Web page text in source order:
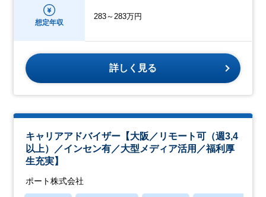
想定年収
283～283万円
詳しく見る
キャリアアドバイザー【大阪／リモート可（週3,4
以上）／インセン有／大型メディア活用／福利厚
生充実】
ポート株式会社